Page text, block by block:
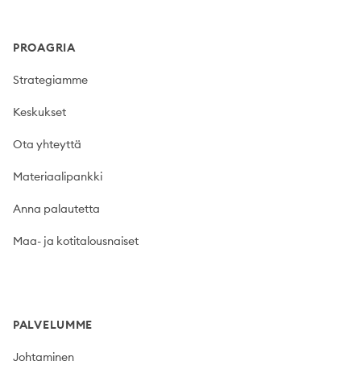
PROAGRIA
Strategiamme
Keskukset
Ota yhteyttä
Materiaalipankki
Anna palautetta
Maa- ja kotitalousnaiset
PALVELUMME
Johtaminen